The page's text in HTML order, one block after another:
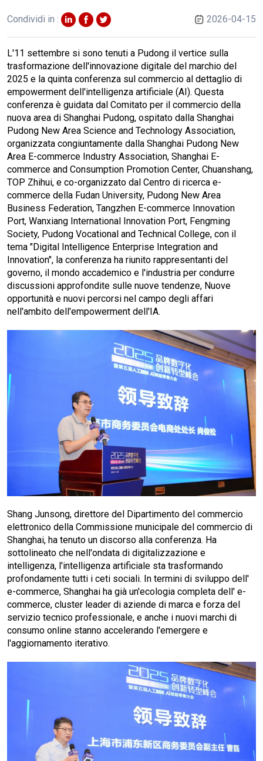
Condividi in : 2026-04-15
L'11 settembre si sono tenuti a Pudong il vertice sulla
trasformazione dell'innovazione digitale del marchio del
2025 e la quinta conferenza sul commercio al dettaglio di
empowerment dell'intelligenza artificiale (AI). Questa
conferenza è guidata dal Comitato per il commercio della
nuova area di Shanghai Pudong, ospitato dalla Shanghai
Pudong New Area Science and Technology Association,
organizzata congiuntamente dalla Shanghai Pudong New
Area E-commerce Industry Association, Shanghai E-
commerce and Consumption Promotion Center, Chuanshang,
TOP Zhihui, e co-organizzato dal Centro di ricerca e-
commerce della Fudan University, Pudong New Area
Business Federation, Tangzhen E-commerce Innovation
Port, Wanxiang International Innovation Port, Fengming
Society, Pudong Vocational and Technical College, con il
tema "Digital Intelligence Enterprise Integration and
Innovation", la conferenza ha riunito rappresentanti del
governo, il mondo accademico e l'industria per condurre
discussioni approfondite sulle nuove tendenze, Nuove
opportunità e nuovi percorsi nel campo degli affari
nell'ambito dell'empowerment dell'IA.
Shang Junsong, direttore del Dipartimento del commercio
elettronico della Commissione municipale del commercio di
Shanghai, ha tenuto un discorso alla conferenza. Ha
sottolineato che nell'ondata di digitalizzazione e
intelligenza, l'intelligenza artificiale sta trasformando
profondamente tutti i ceti sociali. In termini di sviluppo dell'
e-commerce, Shanghai ha già un'ecologia completa dell' e-
commerce, cluster leader di aziende di marca e forza del
servizio tecnico professionale, e anche i nuovi marchi di
consumo online stanno accelerando l'emergere e
l'aggiornamento iterativo.